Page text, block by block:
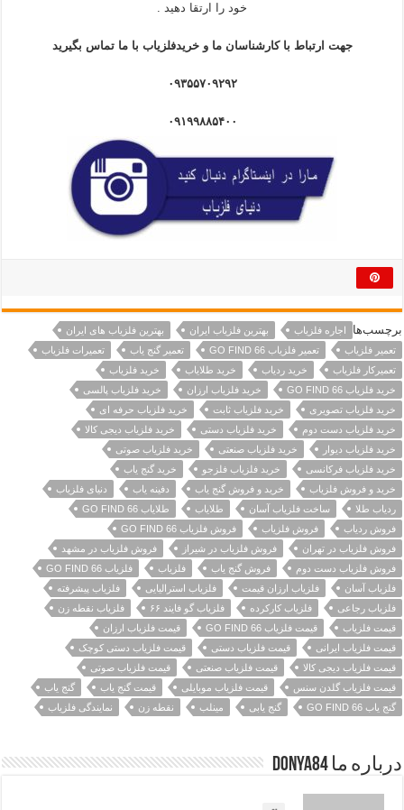
خود را ارتقا دهید .
جهت ارتباط با کارشناسان ما و خریدفلزیاب با ما تماس بگیرید
۰۹۳۵۵۷۰۹۲۹۲
۰۹۱۹۹۸۸۵۴۰۰
برچسب‌ها اجاره فلزیاب بهترین فلزیاب ایران
بهترین فلزیاب های ایران
تعمیر فلزیاب
تعمیر فلزیاب GO FIND 66 تعمیر گنج یاب
تعمیرات فلزیاب
تعمیرکار فلزیاب
خرید ردیاب خرید طلایاب
خرید فلزیاب
خرید فلزیاب GO FIND 66
خرید فلزیاب ارزان
خرید فلزیاب پالسی
خرید فلزیاب تصویری
خرید فلزیاب ثابت
خرید فلزیاب حرفه ای
خرید فلزیاب دست دوم
خرید فلزیاب دستی
خرید فلزیاب دیجی کالا
خرید فلزیاب دیوار
خرید فلزیاب صنعتی
خرید فلزیاب صوتی
خرید فلزیاب فرکانسی
خرید فلزیاب فلزجو
خرید گنج یاب
خرید و فروش فلزیاب
خرید و فروش گنج یاب دفینه یاب
دنیای فلزیاب
ردیاب طلا
ساخت فلزیاب آسان طلایاب
طلایاب GO FIND 66
فروش ردیاب
فروش فلزیاب
فروش فلزیاب GO FIND 66
فروش فلزیاب در تهران
فروش فلزیاب در شیراز
فروش فلزیاب در مشهد
فروش فلزیاب دست دوم
فروش گنج یاب فلزیاب
فلزیاب GO FIND 66
فلزیاب آسان
فلزیاب ارزان قیمت فلزیاب استرالیایی
فلزیاب پیشرفته
فلزیاب رجاعی
فلزیاب کارکرده فلزیاب گو فایند ۶۶
فلزیاب نقطه زن
قیمت فلزیاب
قیمت فلزیاب GO FIND 66
قیمت فلزیاب ارزان
قیمت فلزیاب ایرانی
قیمت فلزیاب دستی
قیمت فلزیاب دستی کوچک
قیمت فلزیاب دیجی کالا
قیمت فلزیاب صنعتی
قیمت فلزیاب صوتی
قیمت فلزیاب گلدن سنس
قیمت فلزیاب موبایلی قیمت گنج یاب
گنج یاب
گنج یاب GO FIND 66
گنج یابی مینلب نقطه زن نمایندگی فلزیاب
درباره ما Donya84